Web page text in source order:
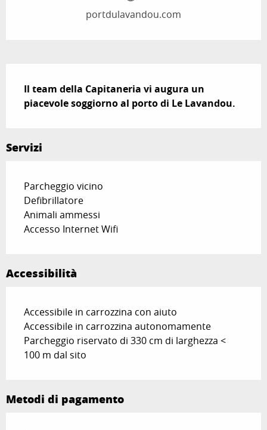
portdulavandou.com
Il team della Capitaneria vi augura un
piacevole soggiorno al porto di Le Lavandou.
Servizi
Parcheggio vicino
Defibrillatore
Animali ammessi
Accesso Internet Wifi
Accessibilità
Accessibile in carrozzina con aiuto
Accessibile in carrozzina autonomamente
Parcheggio riservato di 330 cm di larghezza <
100 m dal sito
Metodi di pagamento